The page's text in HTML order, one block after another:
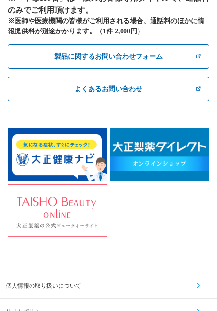
のみでご利用頂けます。
※医師や医療機関の皆様がご利用される場合、通話料のほかに情
報提供料が別途かかります。（1件 2,000円）
製品に関するお問い合わせフォーム
よくあるお問い合わせ
個人情報の取り扱いについて